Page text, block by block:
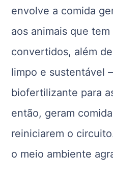
envolve a comida
aos animais que
convertidos, além
limpo e sustentável
biofertilizante para
então, geram
reiniciarem o
o meio ambiente